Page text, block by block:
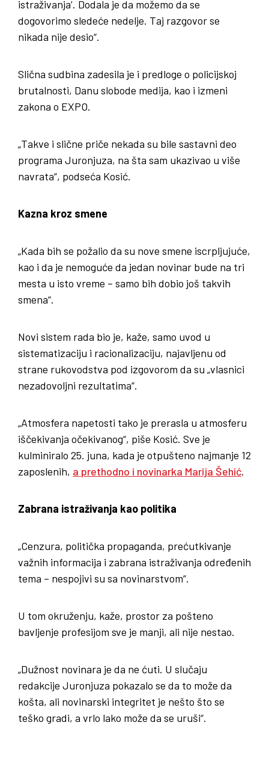
istraživanja’. Dodala je da možemo da se
dogovorimo sledeće nedelje. Taj razgovor se
nikada nije desio“.
Slična sudbina zadesila je i predloge o policijskoj
brutalnosti, Danu slobode medija, kao i izmeni
zakona o EXPO.
„Takve i slične priče nekada su bile sastavni deo
programa Juronjuza, na šta sam ukazivao u više
navrata“, podseća Kosić.
Kazna kroz smene
„Kada bih se požalio da su nove smene iscrpljujuće,
kao i da je nemoguće da jedan novinar bude na tri
mesta u isto vreme – samo bih dobio još takvih
smena“.
Novi sistem rada bio je, kaže, samo uvod u
sistematizaciju i racionalizaciju, najavljenu od
strane rukovodstva pod izgovorom da su „vlasnici
nezadovoljni rezultatima“.
„Atmosfera napetosti tako je prerasla u atmosferu
iščekivanja očekivanog“, piše Kosić. Sve je
kulminiralo 25. juna, kada je otpušteno najmanje 12
zaposlenih, a prethodno i novinarka Marija Šehić.
Zabrana istraživanja kao politika
„Cenzura, politička propaganda, prećutkivanje
važnih informacija i zabrana istraživanja određenih
tema – nespojivi su sa novinarstvom“.
U tom okruženju, kaže, prostor za pošteno
bavljenje profesijom sve je manji, ali nije nestao.
„Dužnost novinara je da ne ćuti. U slučaju
redakcije Juronjuza pokazalo se da to može da
košta, ali novinarski integritet je nešto što se
teško gradi, a vrlo lako može da se uruši“.